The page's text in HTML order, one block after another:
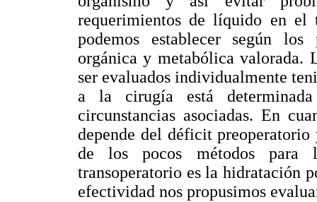
requerimientos de líquido en el
podemos establecer según
orgánica y metabólica valorada.
ser evaluados individualmente
a la cirugía está
circunstancias asociadas. En
depende del déficit
de los pocos métodos para
transoperatorio es la hidratación
efectividad nos propusimos